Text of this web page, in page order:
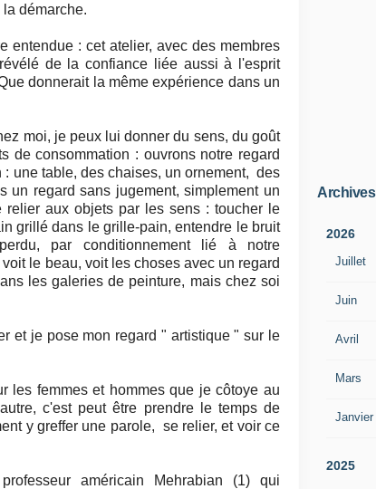
démarche.
entendue : cet atelier, avec des membres
de la confiance liée aussi à l'esprit
donnerait la même expérience dans un
moi, je peux lui donner du sens, du goût
de consommation : ouvrons notre regard
une table, des chaises, un ornement, des
un regard sans jugement, simplement un
aux objets par les sens : toucher le
grillé dans le grille-pain, entendre le bruit
par conditionnement lié à notre
le beau, voit les choses avec un regard
les galeries de peinture, mais chez soi
et je pose mon regard " artistique " sur le
les femmes et hommes que je côtoye au
c'est peut être prendre le temps de
y greffer une parole, se relier, et voir ce
américain Mehrabian (1) qui
Archives
2026
Juillet
Juin
Avril
Mars
Janvier
2025